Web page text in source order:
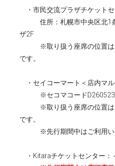
・市民交流プラザチケット
住所：札幌市中央区北1条
ザ2F
※取り扱う座席の位置は、
です。
・セイコーマート＜店内マル
※セコマコード
※取り扱う座席の位置は、
です。
※先行期間中はご利用いた
・Kitaraチケットセンター：